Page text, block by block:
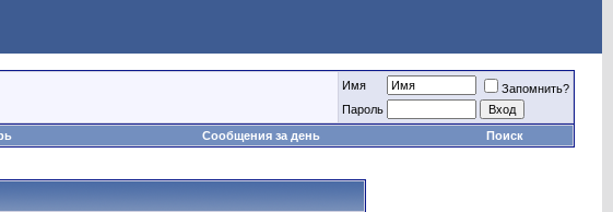
Имя
Запомнить?
Пароль
Сообщения за день Поиск